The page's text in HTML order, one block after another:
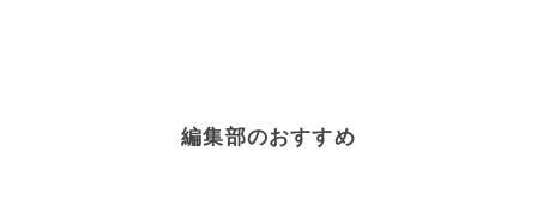
編集部のおすすめ